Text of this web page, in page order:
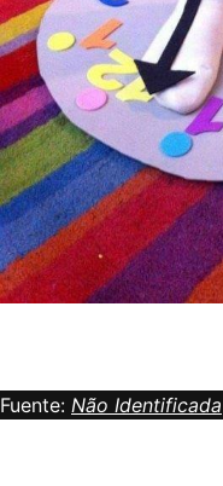
Fuente: Não Identificada